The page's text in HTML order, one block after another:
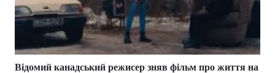
Відомий канадський режисер зняв фільм про життя на